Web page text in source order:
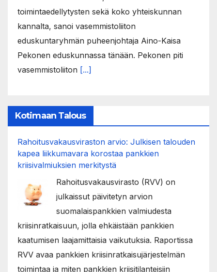
toimintaedellytysten sekä koko yhteiskunnan
kannalta, sanoi vasemmistoliiton
eduskuntaryhmän puheenjohtaja Aino-Kaisa
Pekonen eduskunnassa tänään. Pekonen piti
vasemmistoliiton [...]
Kotimaan Talous
Rahoitusvakausviraston arvio: Julkisen talouden
kapea liikkumavara korostaa pankkien
kriisivalmiuksien merkitystä
Rahoitusvakausvirasto (RVV) on
julkaissut päivitetyn arvion
suomalaispankkien valmiudesta
kriisinratkaisuun, jolla ehkäistään pankkien
kaatumisen laajamittaisia vaikutuksia. Raportissa
RVV avaa pankkien kriisinratkaisujärjestelmän
toimintaa ja miten pankkien kriisitilanteisiin